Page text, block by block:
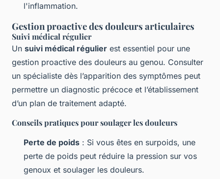
l'inflammation.
Gestion proactive des douleurs articulaires
Suivi médical régulier
Un suivi médical régulier est essentiel pour une
gestion proactive des douleurs au genou. Consulter
un spécialiste dès l’apparition des symptômes peut
permettre un diagnostic précoce et l’établissement
d’un plan de traitement adapté.
Conseils pratiques pour soulager les douleurs
Perte de poids : Si vous êtes en surpoids, une
perte de poids peut réduire la pression sur vos
genoux et soulager les douleurs.